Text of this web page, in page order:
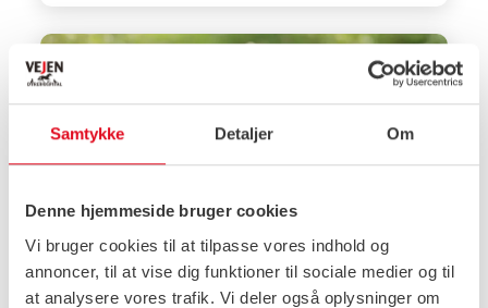
Samtykke Detaljer Om
Denne hjemmeside bruger cookies
Vi bruger cookies til at tilpasse vores indhold og
annoncer, til at vise dig funktioner til sociale medier og til
at analysere vores trafik. Vi deler også oplysninger om